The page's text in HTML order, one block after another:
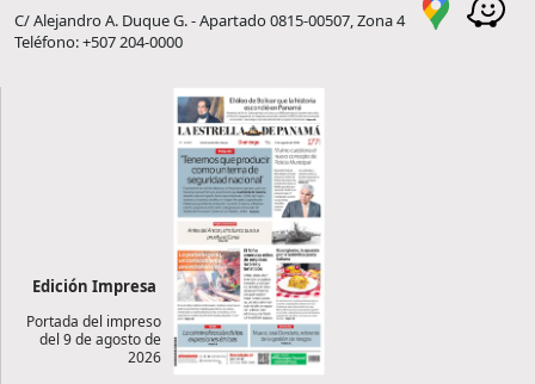
C/ Alejandro A. Duque G. - Apartado 0815-00507, Zona 4
Teléfono: +507 204-0000
Edición Impresa
Portada del impreso
del 9 de agosto de
2026